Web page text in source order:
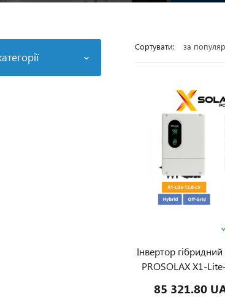
Сортувати: за
Інвертор
PROSOLAX X1-
85 321.80